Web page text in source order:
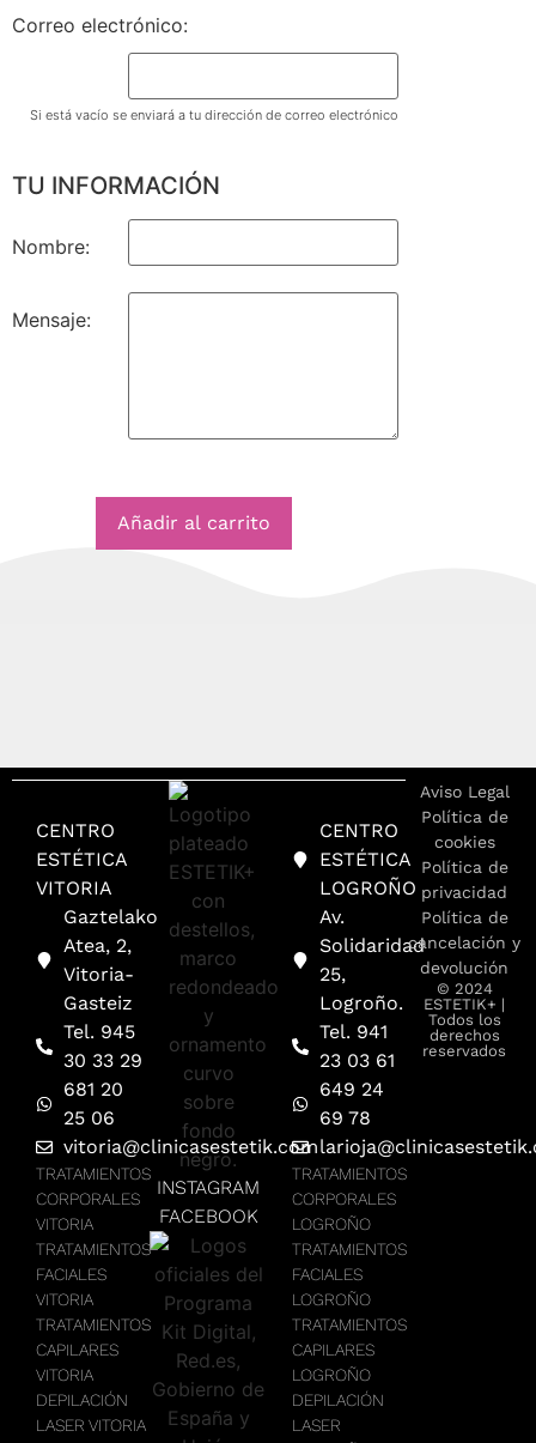
Correo electrónico:
Si está vacío se enviará a tu dirección de correo electrónico
TU INFORMACIÓN
Nombre:
Mensaje:
Añadir al carrito
CENTRO
ESTÉTICA
VITORIA
Gaztelako
Atea, 2,
Vitoria-
Gasteiz
Tel. 945
30 33 29
681 20
25 06
vitoria@clinicasestetik.com
TRATAMIENTOS
CORPORALES
VITORIA
TRATAMIENTOS
FACIALES
VITORIA
TRATAMIENTOS
CAPILARES
VITORIA
DEPILACIÓN
LASER VITORIA
INSTAGRAM
FACEBOOK
CENTRO
ESTÉTICA
LOGROÑO
Av.
Solidaridad
25,
Logroño.
Tel. 941
23 03 61
649 24
69 78
TRATAMIENTOS
CORPORALES
LOGROÑO
TRATAMIENTOS
FACIALES
LOGROÑO
TRATAMIENTOS
CAPILARES
LOGROÑO
DEPILACIÓN
LASER
Aviso Legal
Política de
cookies
Política de
privacidad
Política de
cancelación y
devolución
© 2024
ESTETIK+ |
Todos los
derechos
reservados